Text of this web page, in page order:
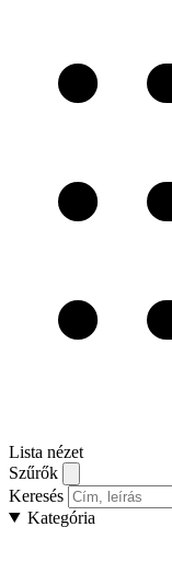
Lista nézet
Szűrők
Keresés
Kategória